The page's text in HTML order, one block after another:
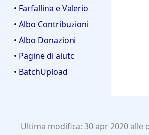
• Farfallina e Valerio
• Albo Contribuzioni
• Albo Donazioni
• Pagine di aiuto
• BatchUpload
Ultima modifica: 30 apr 2020 alle